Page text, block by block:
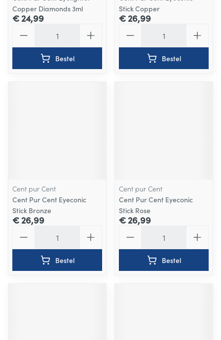
Copper Diamonds 3ml
€ 24,99
Bestel
Stick Copper
€ 26,99
Bestel
Cent pur Cent
Cent Pur Cent Eyeconic
Stick Bronze
€ 26,99
Bestel
Cent pur Cent
Cent Pur Cent Eyeconic
Stick Rose
€ 26,99
Bestel